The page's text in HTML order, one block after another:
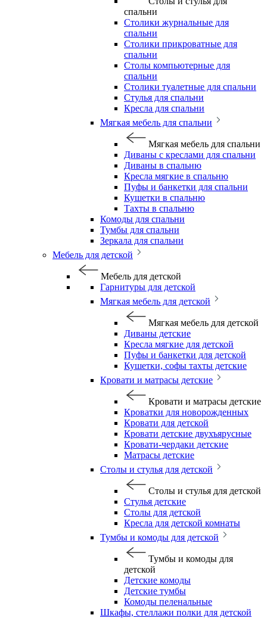
спальни
Столики журнальные для
спальни
Столики прикроватные для
спальни
Столы компьютерные для
спальни
Столики туалетные для спальни
Стулья для спальни
Кресла для спальни
Мягкая мебель для спальни
Мягкая мебель для спальни
Диваны с креслами для спальни
Диваны в спальню
Кресла мягкие в спальню
Пуфы и банкетки для спальни
Кушетки в спальню
Тахты в спальню
Комоды для спальни
Тумбы для спальни
Зеркала для спальни
Мебель для детской
Мебель для детской
Гарнитуры для детской
Мягкая мебель для детской
Мягкая мебель для детской
Диваны детские
Кресла мягкие для детской
Пуфы и банкетки для детской
Кушетки, софы тахты детские
Кровати и матрасы детские
Кровати и матрасы детские
Кроватки для новорожденных
Кровати для детской
Кровати детские двухъярусные
Кровати-чердаки детские
Матрасы детские
Столы и стулья для детской
Столы и стулья для детской
Стулья детские
Столы для детской
Кресла для детской комнаты
Тумбы и комоды для детской
Тумбы и комоды для
детской
Детские комоды
Детские тумбы
Комоды пеленальные
Шкафы, стеллажи полки для детской